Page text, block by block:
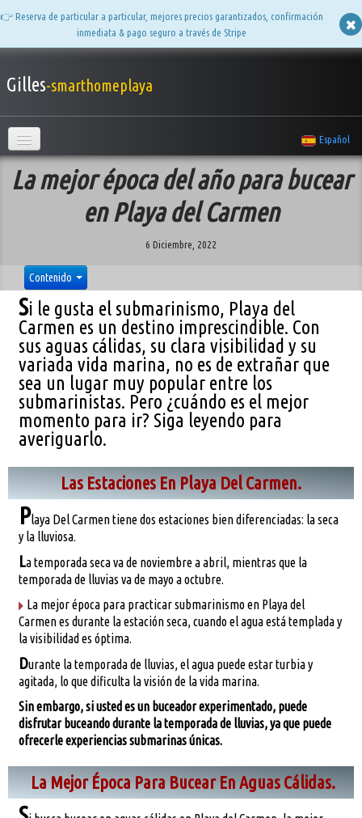
👉 Reserva de particular a particular, mejores precios garantizados, confirmación
inmediata & pago seguro a través de Stripe
Gilles-smarthomeplaya
Español
Preguntas frecuentes
Comentarios
Quién es Gilles
Disponibilidad
Blog
La mejor época del año para bucear
en Playa del Carmen
6 Diciembre, 2022
Contenido
Si le gusta el submarinismo, Playa del
Carmen es un destino imprescindible. Con
sus aguas cálidas, su clara visibilidad y su
variada vida marina, no es de extrañar que
sea un lugar muy popular entre los
submarinistas. Pero ¿cuándo es el mejor
momento para ir? Siga leyendo para
averiguarlo.
Las Estaciones En Playa Del Carmen.
Playa Del Carmen tiene dos estaciones bien diferenciadas: la seca
y la lluviosa.
La temporada seca va de noviembre a abril, mientras que la
temporada de lluvias va de mayo a octubre.
La mejor época para practicar submarinismo en Playa del
Carmen es durante la estación seca, cuando el agua está templada y
la visibilidad es óptima.
Durante la temporada de lluvias, el agua puede estar turbia y
agitada, lo que dificulta la visión de la vida marina.
Sin embargo, si usted es un buceador experimentado, puede
disfrutar buceando durante la temporada de lluvias, ya que puede
ofrecerle experiencias submarinas únicas.
La Mejor Época Para Bucear En Aguas Cálidas.